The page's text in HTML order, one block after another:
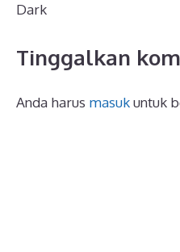
Dark
Tinggalkan
Anda harus masukuntuk